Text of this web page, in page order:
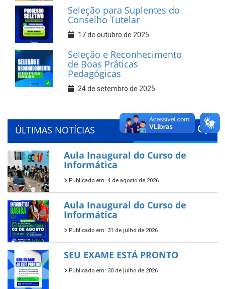
Seleção para Suplentes do
Conselho Tutelar
17 de outubro de 2025
Seleção e Reconhecimento
de Boas Práticas
Pedagógicas
24 de setembro de 2025
ÚLTIMAS NOTÍCIAS
Aula Inaugural do Curso de
Informática
Publicado em: 4 de agosto de 2026
Aula Inaugural do Curso de
Informática
Publicado em: 31 de julho de 2026
SEU EXAME ESTÁ PRONTO
Publicado em: 30 de julho de 2026